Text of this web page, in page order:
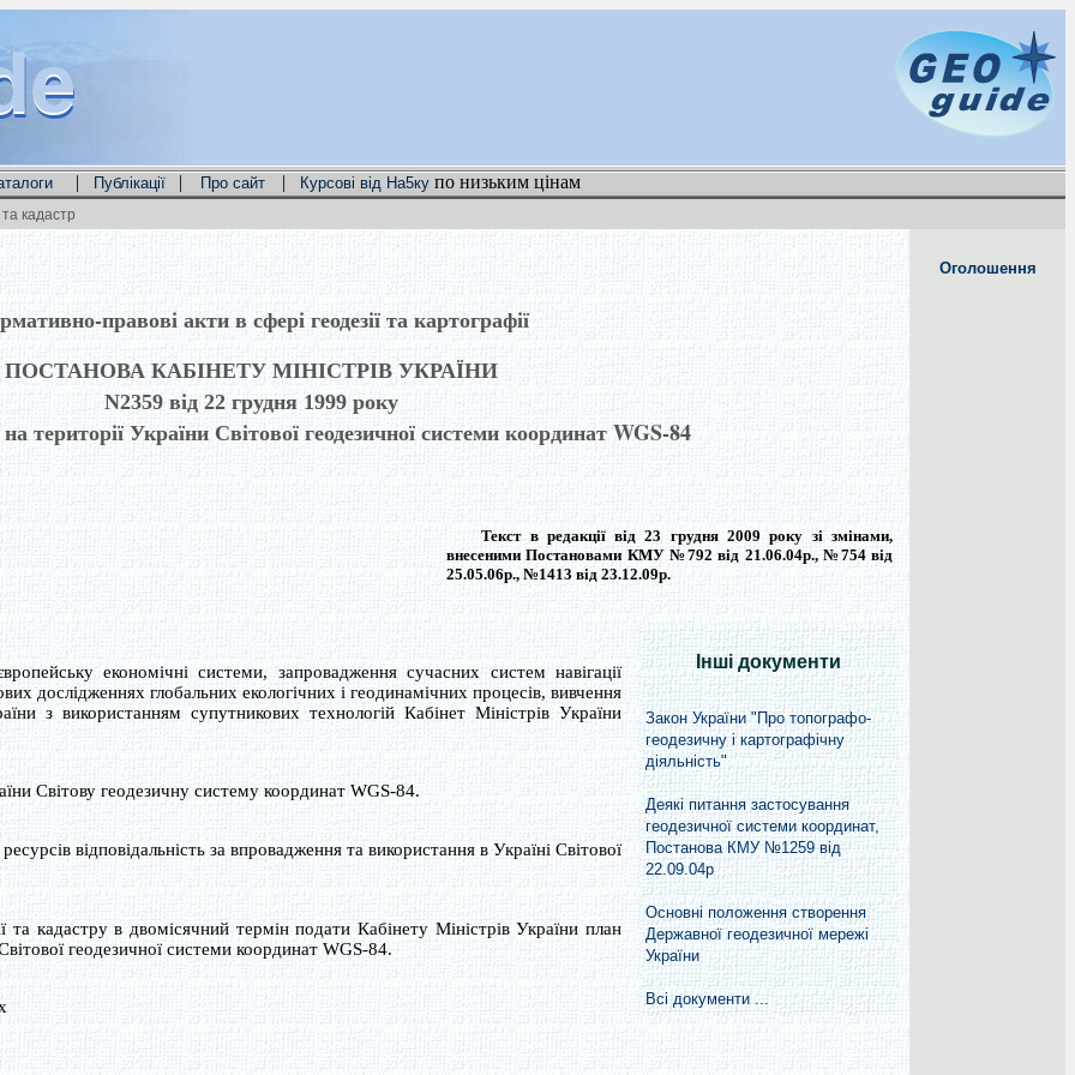
| Публікації | Про сайт | Курсові від На5ку по низьким цінам
кадастр
правові акти в сфері геодезії та картографії
ПОСТАНОВА КАБІНЕТУ МІНІСТРІВ УКРАЇНИ
N2359 від 22 грудня 1999 року
території України Світової геодезичної системи координат WGS-84
Текст в редакції від 23 грудня 2009 року зі змінами,
внесеними Постановами КМУ №792 від 21.06.04р., №754 від
25.05.06р., №1413 від 23.12.09р.
економічні системи, запровадження сучасних систем навігації
дослідженнях глобальних екологічних і геодинамічних процесів, вивчення
з використанням супутникових технологій Кабінет Міністрів України
Світову геодезичну систему координат WGS-84.
відповідальність за впровадження та використання в Україні Світової
кадастру в двомісячний термін подати Кабінету Міністрів України план
геодезичної системи координат WGS-84.
Інші документи
Закон України "Про топографо-
геодезичну і картографічну
діяльність"
Деякі питання застосування
геодезичної системи координат,
Постанова КМУ №1259 від
22.09.04р
Основні положення створення
Державної геодезичної мережі
України
Всі документи ...
Оголошення